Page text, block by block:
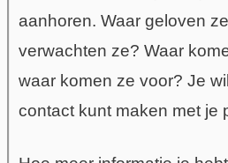
aanhoren. Waar geloven
verwachten ze? Waar
waar komen ze voor? Je
contact kunt maken met je